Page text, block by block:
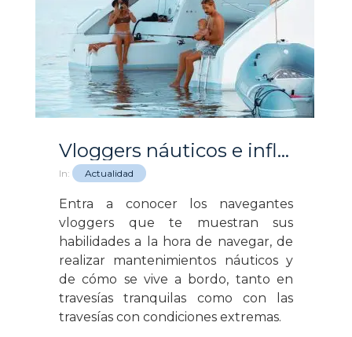
Vloggers náuticos e influencers marineros
In: Actualidad
Entra a conocer los navegantes
vloggers que te muestran sus
habilidades a la hora de navegar, de
realizar mantenimientos náuticos y
de cómo se vive a bordo, tanto en
travesías tranquilas como con las
travesías con condiciones extremas.